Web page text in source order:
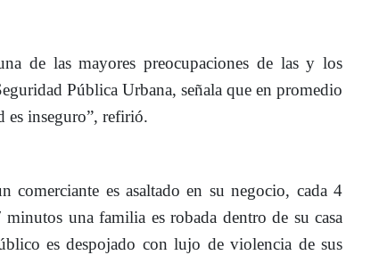
de las mayores preocupaciones de las y los
Pública Urbana, señala que en promedio
es inseguro”, refirió.
es asaltado en su negocio, cada 4
una familia es robada dentro de su casa
es despojado con lujo de violencia de sus